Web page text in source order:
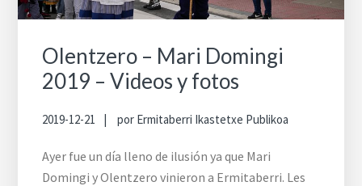
Olentzero – Mari Domingi
2019 – Videos y fotos
2019-12-21 por Ermitaberri Ikastetxe Publikoa
Ayer fue un día lleno de ilusión ya que Mari
Domingi y Olentzero vinieron a Ermitaberri. Les